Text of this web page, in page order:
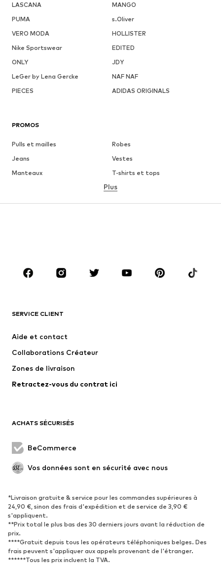
LASCANA
MANGO
PUMA
s.Oliver
VERO MODA
HOLLISTER
Nike Sportswear
EDITED
ONLY
JDY
LeGer by Lena Gercke
NAF NAF
PIECES
ADIDAS ORIGINALS
PROMOS
Pulls et mailles
Robes
Jeans
Vestes
Manteaux
T-shirts et tops
Lingerie
Accessoires
Premium
Nouveautés
Lingerie
Manteaux
Jupes
Occasions spéciales
Nouveautés
Tendance
Baskets
Escarpins et talons hauts
Bottes
Sandales
Chaussures basses
Chaussures de sport
Plus
SERVICE CLIENT
Aide et contact
Collaborations Créateur
Zones de livraison
Retractez-vous du contrat ici
ACHATS SÉCURISÉS
BeCommerce
Vos données sont en sécurité avec nous
*Livraison gratuite & service pour les commandes supérieures à
24,90 €, sinon des frais d'expédition et de service de 3,90 €
s'appliquent.
**Prix total le plus bas des 30 derniers jours avant la réduction de
prix.
****Gratuit depuis tous les opérateurs téléphoniques belges. Des
frais peuvent s'appliquer aux appels provenant de l'étranger.
******Tous les prix incluent la TVA.